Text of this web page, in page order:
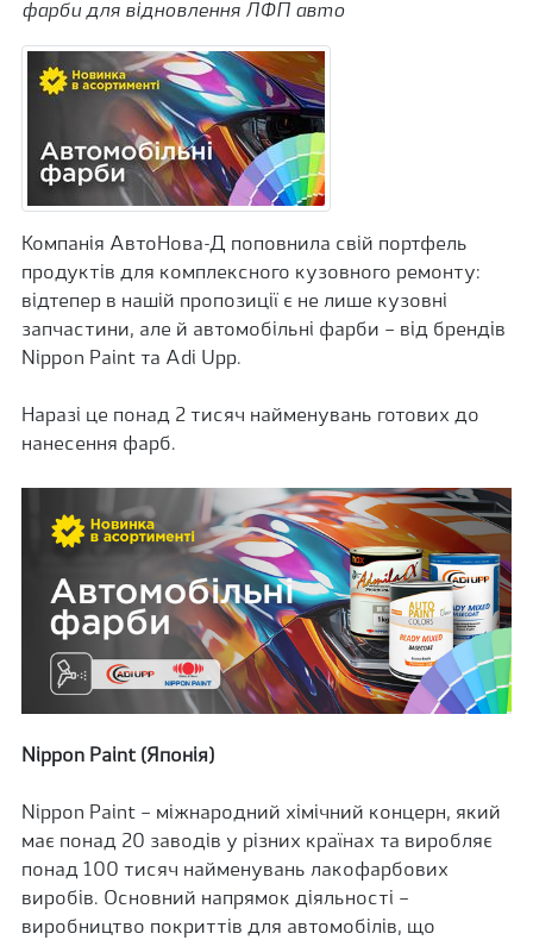
фарби для відновлення ЛФП авто
Компанія АвтоНова-Д поповнила свій портфель
продуктів для комплексного кузовного ремонту:
відтепер в нашій пропозиції є не лише кузовні
запчастини, але й автомобільні фарби – від брендів
Nippon Paint та Adi Upp.
Наразі це понад 2 тисяч найменувань готових до
нанесення фарб.
Nippon Paint (Японія)
Nippon Paint – міжнародний хімічний концерн, який
має понад 20 заводів у різних країнах та виробляє
понад 100 тисяч найменувань лакофарбових
виробів. Основний напрямок діяльності –
виробництво покриттів для автомобілів, що